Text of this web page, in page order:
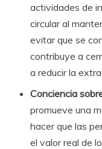
actividades de
circular al
evitar que se
contribuye a
a reducir la
Conciencia
promueve una
hacer que las
el valor real de